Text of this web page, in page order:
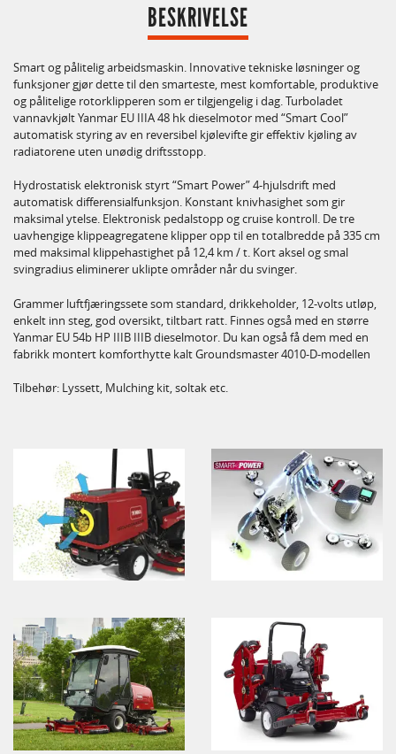
BESKRIVELSE
Smart og pålitelig arbeidsmaskin. Innovative tekniske løsninger og
funksjoner gjør dette til den smarteste, mest komfortable, produktive
og pålitelige rotorklipperen som er tilgjengelig i dag. Turboladet
vannavkjølt Yanmar EU IIIA 48 hk dieselmotor med “Smart Cool”
automatisk styring av en reversibel kjølevifte gir effektiv kjøling av
radiatorene uten unødig driftsstopp.
Hydrostatisk elektronisk styrt “Smart Power” 4-hjulsdrift med
automatisk differensialfunksjon. Konstant knivhasighet som gir
maksimal ytelse. Elektronisk pedalstopp og cruise kontroll. De tre
uavhengige klippeagregatene klipper opp til en totalbredde på 335 cm
med maksimal klippehastighet på 12,4 km / t. Kort aksel og smal
svingradius eliminerer uklipte områder når du svinger.
Grammer luftfjæringssete som standard, drikkeholder, 12-volts utløp,
enkelt inn steg, god oversikt, tiltbart ratt. Finnes også med en større
Yanmar EU 54b HP IIIB IIIB dieselmotor. Du kan også få dem med en
fabrikk montert komforthytte kalt Groundsmaster 4010-D-modellen
Tilbehør: Lyssett, Mulching kit, soltak etc.